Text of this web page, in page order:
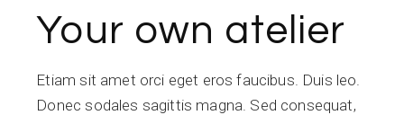
Your own atelier
Etiam sit amet orci eget eros faucibus. Duis leo.
Donec sodales sagittis magna. Sed consequat,